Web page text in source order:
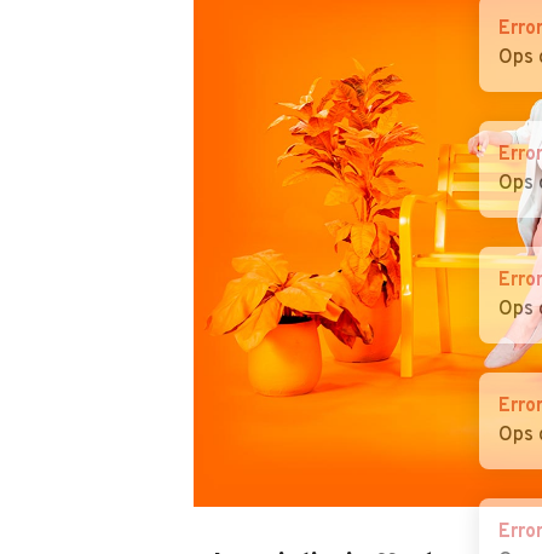
Error
Ops
Error
Ops
Error
Ops
Error
Ops
Error